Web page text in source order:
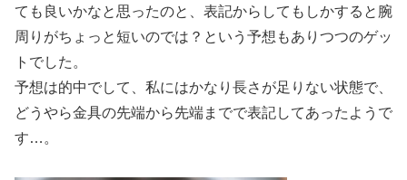
ても良いかなと思ったのと、表記からしてもしかすると腕
周りがちょっと短いのでは？という予想もありつつのゲッ
トでした。
予想は的中でして、私にはかなり長さが足りない状態で、
どうやら金具の先端から先端までで表記してあったようで
す…。